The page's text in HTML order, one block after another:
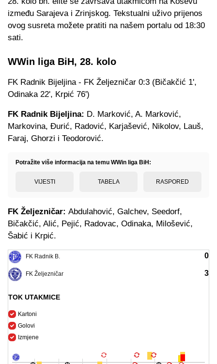
između Sarajeva i Zrinjskog. Tekstualni uživo prijenos
ovog susreta možete pratiti na našem portalu od 18:30
sati.
WWin liga BiH, 28. kolo
FK Radnik Bijeljina - FK Željezničar 0:3 (Bičakčić 1',
Odinaka 22', Krpić 76')
FK Radnik Bijeljina: D. Marković, A. Marković,
Markovina, Đurić, Radović, Karjašević, Nikolov, Lauš,
Faraj, Ghorzi i Teodorović.
Potražite više informacija na temu WWin liga BiH:
VIJESTI TABELA RASPORED
FK Željezničar: Abdulahović, Galchev, Seedorf,
Bičakčić, Alić, Pejić, Radovac, Odinaka, Milošević,
Šabić i Krpić.
FK Radnik B.
FK Željezničar
0
3
TOK UTAKMICE
Kartoni
Golovi
Izmjene